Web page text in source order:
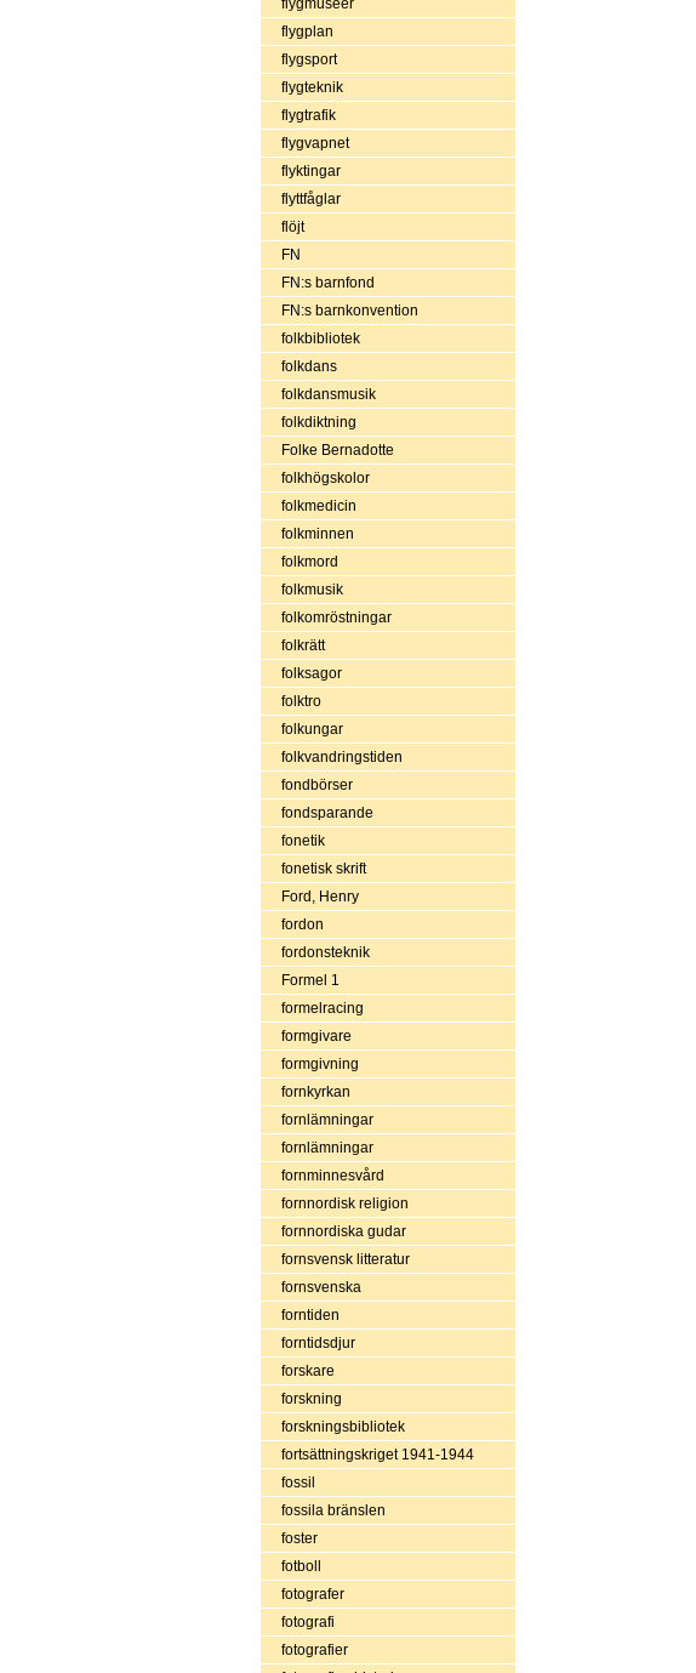
flygmuseer
flygplan
flygsport
flygteknik
flygtrafik
flygvapnet
flyktingar
flyttfåglar
flöjt
FN
FN:s barnfond
FN:s barnkonvention
folkbibliotek
folkdans
folkdansmusik
folkdiktning
Folke Bernadotte
folkhögskolor
folkmedicin
folkminnen
folkmord
folkmusik
folkomröstningar
folkrätt
folksagor
folktro
folkungar
folkvandringstiden
fondbörser
fondsparande
fonetik
fonetisk skrift
Ford, Henry
fordon
fordonsteknik
Formel 1
formelracing
formgivare
formgivning
fornkyrkan
fornlämningar
fornlämningar
fornminnesvård
fornnordisk religion
fornnordiska gudar
fornsvensk litteratur
fornsvenska
forntiden
forntidsdjur
forskare
forskning
forskningsbibliotek
fortsättningskriget 1941-1944
fossil
fossila bränslen
foster
fotboll
fotografer
fotografi
fotografier